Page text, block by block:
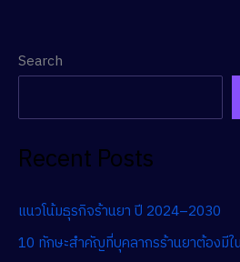
Search
Recent Posts
แนวโน้มธุรกิจร้านยา ปี 2024–2030
10 ทักษะสำคัญที่บุคลากรร้านยาต้องมี